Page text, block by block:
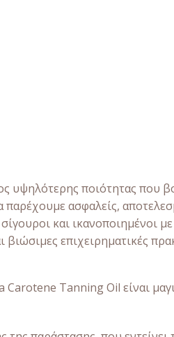
υψηλότερης ποιότητας που
ασφαλείς,
και ικανοποιημένοι
επιχειρηματικές
Carotene Tanning Oil είναι